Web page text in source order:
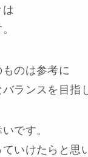
は
のは参考に
ランスを目指
です。
いけたらと思